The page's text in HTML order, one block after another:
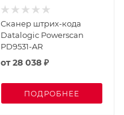
Сканер штрих-кода
Datalogic Powerscan
PD9531-AR
от28 038 ₽
ПОДРОБНЕЕ